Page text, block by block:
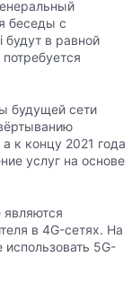
беседы с
в равной
будущей сети
к концу 2021 года
услуг на основе
в 4G-сетях. На
5G-